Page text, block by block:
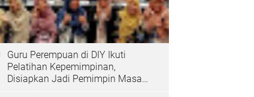
Guru Perempuan di DIY Ikuti
Pelatihan Kepemimpinan,
Disiapkan Jadi Pemimpin Masa